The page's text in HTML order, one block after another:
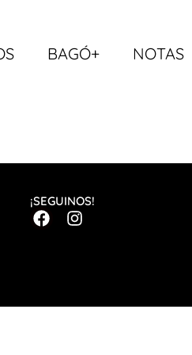
BAGÓ+ NOTAS
¡SEGUINOS!